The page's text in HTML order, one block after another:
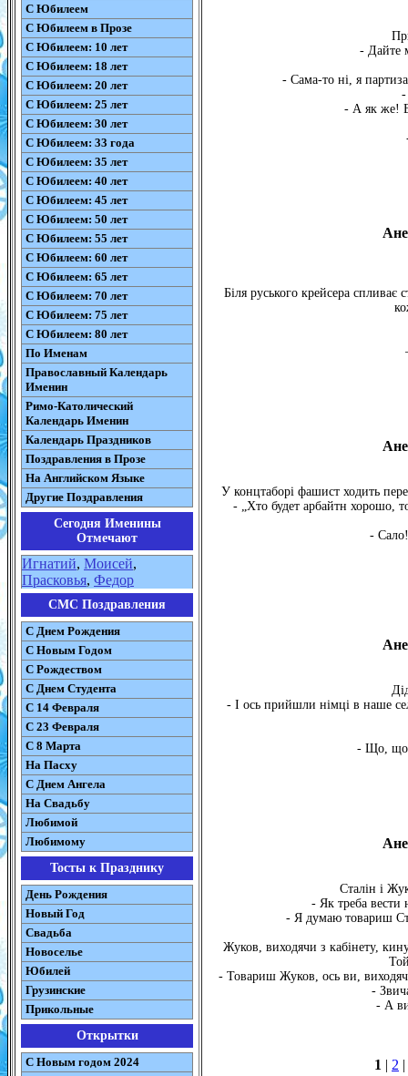
С Юбилеем
С Юбилеем в Прозе
С Юбилеем: 10 лет
С Юбилеем: 18 лет
С Юбилеем: 20 лет
С Юбилеем: 25 лет
С Юбилеем: 30 лет
С Юбилеем: 33 года
С Юбилеем: 35 лет
С Юбилеем: 40 лет
С Юбилеем: 45 лет
С Юбилеем: 50 лет
С Юбилеем: 55 лет
С Юбилеем: 60 лет
С Юбилеем: 65 лет
С Юбилеем: 70 лет
С Юбилеем: 75 лет
С Юбилеем: 80 лет
По Именам
Православный Календарь
Именин
Римо-Католический
Календарь Именин
Календарь Праздников
Поздравления в Прозе
На Английском Языке
Другие Поздравления
Сегодня Именины
Отмечают
Игнатий, Моисей,
Прасковья, Федор
СМС Поздравления
С Днем Рождения
С Новым Годом
С Рождеством
C Днем Студента
С 14 Февраля
С 23 Февраля
С 8 Марта
На Пасху
C Днем Ангела
На Свадьбу
Любимой
Любимому
Тосты к Празднику
День Рождения
Новый Год
Свадьба
Новоселье
Юбилей
Грузинские
Прикольные
Открытки
С Новым годом 2024
- Дайте
- Сама-то ні, я
-
- А як же!
Біля руського крейсера спливає
У концтаборі фашист ходить
- „Хто будет арбайтн хорошо,
- Сало!
- І ось прийшли німці в наше
- Що,
Сталін і
- Як треба
- Я думаю товариш
Жуков, виходячи з кабінету,
- Товариш Жуков, ось ви,
-
- А
1 | 2 |